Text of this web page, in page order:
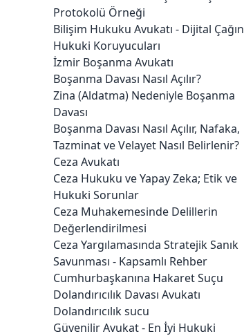
Protokolü Örneği
Bilişim Hukuku Avukatı - Dijital Çağın
Hukuki Koruyucuları
İzmir Boşanma Avukatı
Boşanma Davası Nasıl Açılır?
Zina (Aldatma) Nedeniyle Boşanma
Davası
Boşanma Davası Nasıl Açılır, Nafaka,
Tazminat ve Velayet Nasıl Belirlenir?
Ceza Avukatı
Ceza Hukuku ve Yapay Zeka; Etik ve
Hukuki Sorunlar
Ceza Muhakemesinde Delillerin
Değerlendirilmesi
Ceza Yargılamasında Stratejik Sanık
Savunması - Kapsamlı Rehber
Cumhurbaşkanına Hakaret Suçu
Dolandırıcılık Davası Avukatı
Dolandırıcılık sucu
Güvenilir Avukat - En İyi Hukuki